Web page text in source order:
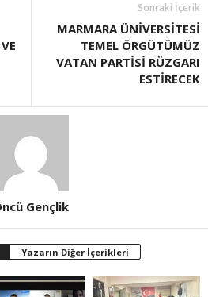
Sonraki İçerik
MARMARA ÜNİVERSİTESİ
TEMEL ÖRGÜTÜMÜZ
VATAN PARTİSİ RÜZGARI
ESTİRECEK
Gençlik
Yazarın Diğer İçerikleri